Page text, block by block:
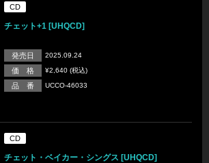
CD
チェット+1 [UHQCD]
発売日 2025.09.24
価 格 ¥2,640 (税込)
品 番 UCCO-46033
CD
チェット・ベイカー・シングス [UHQCD]